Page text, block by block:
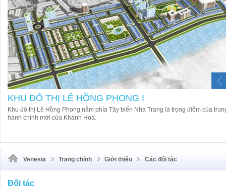
KHU ĐÔ THỊ LÊ HỒNG PHONG I
Khu đô thị Lê Hồng Phong nằm phía Tây biển Nha Trang là trọng điểm của
hành chính mới của Khánh Hoà.
Venesia Trang chính Giới thiệu Các đối tác
Đối tác